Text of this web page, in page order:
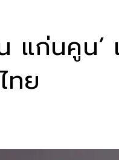
ก่นคูน’
ทย